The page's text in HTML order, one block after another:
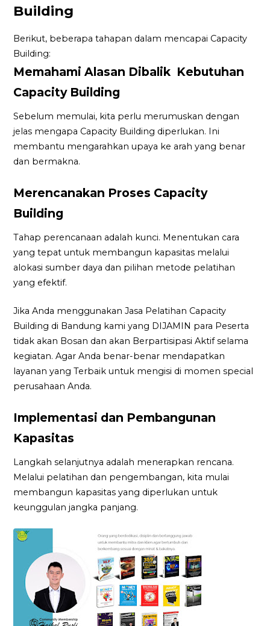
Building
Berikut, beberapa tahapan dalam mencapai Capacity
Building:
Memahami Alasan Dibalik Kebutuhan
Capacity Building
Sebelum memulai, kita perlu merumuskan dengan
jelas mengapa Capacity Building diperlukan. Ini
membantu mengarahkan upaya ke arah yang benar
dan bermakna.
Merencanakan Proses Capacity
Building
Tahap perencanaan adalah kunci. Menentukan cara
yang tepat untuk membangun kapasitas melalui
alokasi sumber daya dan pilihan metode pelatihan
yang efektif.
Jika Anda menggunakan Jasa Pelatihan Capacity
Building di Bandung kami yang DIJAMIN para Peserta
tidak akan Bosan dan akan Berpartisipasi Aktif selama
kegiatan. Agar Anda benar-benar mendapatkan
layanan yang Terbaik untuk mengisi di momen special
perusahaan Anda.
Implementasi dan Pembangunan
Kapasitas
Langkah selanjutnya adalah menerapkan rencana.
Melalui pelatihan dan pengembangan, kita mulai
membangun kapasitas yang diperlukan untuk
keunggulan jangka panjang.